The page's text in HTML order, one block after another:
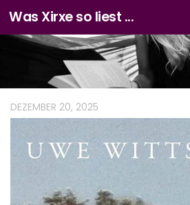
Zum Inhalt springen
Was Xirxe so liest ...
DEZEMBER 20, 2025